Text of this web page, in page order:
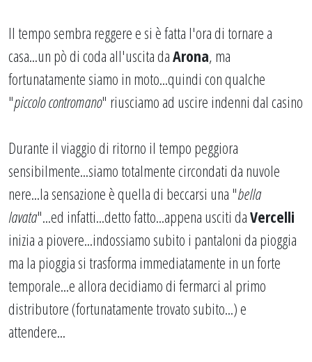
Il tempo sembra reggere e si è fatta l'ora di tornare a
casa...un pò di coda all'uscita daArona, ma
fortunatamente siamo in moto...quindi con qualche
"piccolo contromano" riusciamo ad uscire indenni dal casino
Durante il viaggio di ritorno il tempo peggiora
sensibilmente...siamo totalmente circondati da nuvole
nere...la sensazione è quella di beccarsi una "bella
lavata"...ed infatti...detto fatto...appena usciti daVercelli
inizia a piovere...indossiamo subito i pantaloni da pioggia
ma la pioggia si trasforma immediatamente in un forte
temporale...e allora decidiamo di fermarci al primo
distributore (fortunatamente trovato subito...) e
attendere...